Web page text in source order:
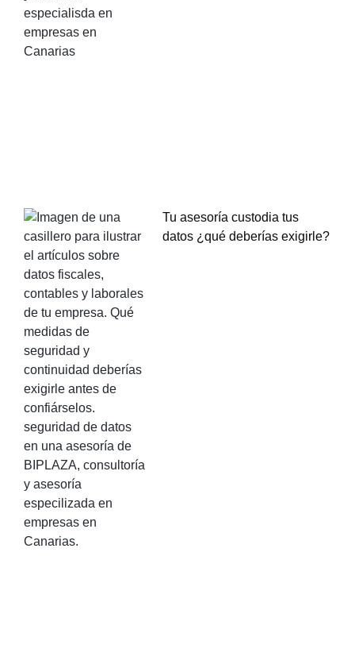
Tu asesoría custodia tus
datos ¿qué deberías exigirle?